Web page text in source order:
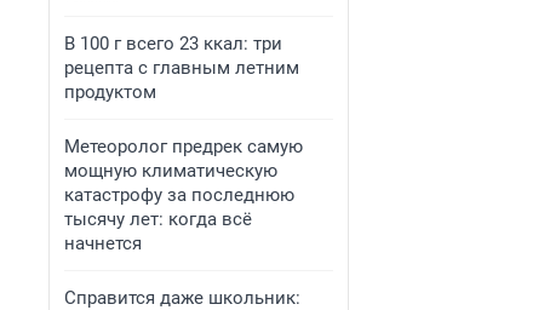
В 100 г всего 23 ккал: три
рецепта с главным летним
продуктом
Метеоролог предрек самую
мощную климатическую
катастрофу за последнюю
тысячу лет: когда всё
начнется
Справится даже школьник: